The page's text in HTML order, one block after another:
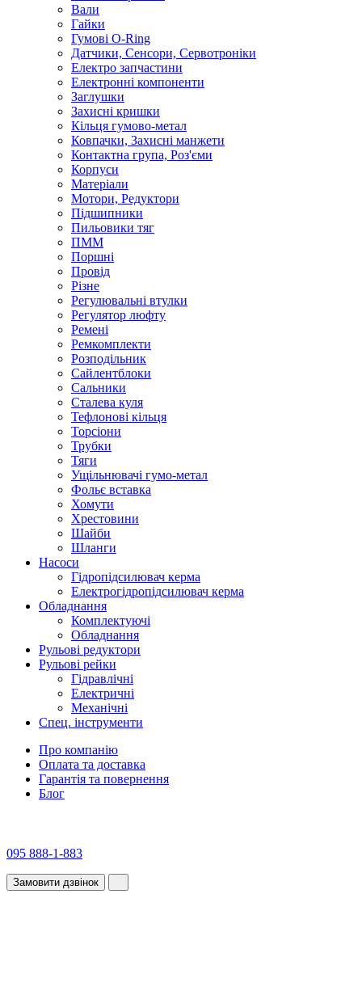
Вали
Гайки
Гумові O-Ring
Датчики, Сенсори, Сервотроніки
Електро запчастини
Електронні компоненти
Заглушки
Захисні кришки
Кільця гумово-метал
Ковпачки, Захисні манжети
Контактна група, Роз'єми
Корпуси
Матеріали
Мотори, Редуктори
Підшипники
Пильовики тяг
ПММ
Поршні
Провід
Різне
Регулювальні втулки
Регулятор люфту
Ремені
Ремкомплекти
Розподільник
Сайлентблоки
Сальники
Сталева куля
Тефлонові кільця
Торсіони
Трубки
Тяги
Ущільнювачі гумо-метал
Фольє вставка
Хомути
Хрестовини
Шайби
Шланги
Насоси
Гідропідсилювач керма
Електрогідропідсилювач керма
Обладнання
Комплектуючі
Обладнання
Рульові редуктори
Рульові рейки
Гідравлічні
Електричні
Механічні
Спец. інструменти
Про компанію
Оплата та доставка
Гарантія та повернення
Блог
095 888-1-883
Замовити дзвінок